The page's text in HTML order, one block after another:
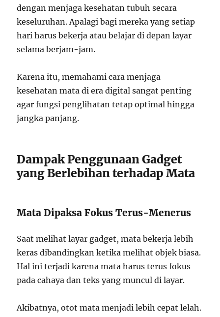
dengan menjaga kesehatan tubuh secara
keseluruhan. Apalagi bagi mereka yang setiap
hari harus bekerja atau belajar di depan layar
selama berjam-jam.
Karena itu, memahami cara menjaga
kesehatan mata di era digital sangat penting
agar fungsi penglihatan tetap optimal hingga
jangka panjang.
Dampak Penggunaan Gadget
yang Berlebihan terhadap Mata
Mata Dipaksa Fokus Terus-Menerus
Saat melihat layar gadget, mata bekerja lebih
keras dibandingkan ketika melihat objek biasa.
Hal ini terjadi karena mata harus terus fokus
pada cahaya dan teks yang muncul di layar.
Akibatnya, otot mata menjadi lebih cepat lelah.